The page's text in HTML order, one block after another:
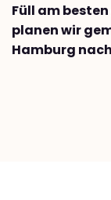
Füll am
planen wir
Hamburg